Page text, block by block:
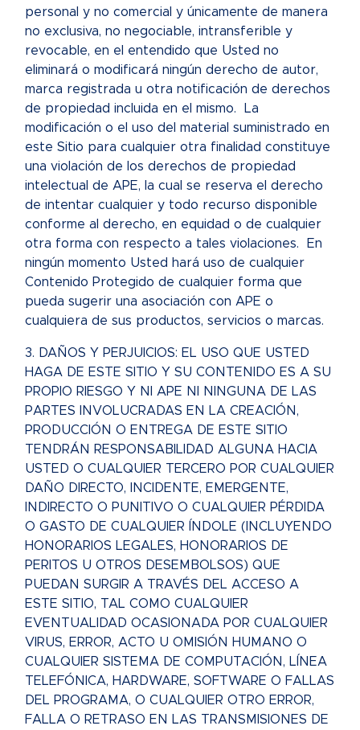
personal y no comercial y únicamente de manera
no exclusiva, no negociable, intransferible y
revocable, en el entendido que Usted no
eliminará o modificará ningún derecho de autor,
marca registrada u otra notificación de derechos
de propiedad incluida en el mismo. La
modificación o el uso del material suministrado en
este Sitio para cualquier otra finalidad constituye
una violación de los derechos de propiedad
intelectual de APE, la cual se reserva el derecho
de intentar cualquier y todo recurso disponible
conforme al derecho, en equidad o de cualquier
otra forma con respecto a tales violaciones. En
ningún momento Usted hará uso de cualquier
Contenido Protegido de cualquier forma que
pueda sugerir una asociación con APE o
cualquiera de sus productos, servicios o marcas.
3. DAÑOS Y PERJUICIOS: EL USO QUE USTED
HAGA DE ESTE SITIO Y SU CONTENIDO ES A SU
PROPIO RIESGO Y NI APE NI NINGUNA DE LAS
PARTES INVOLUCRADAS EN LA CREACIÓN,
PRODUCCIÓN O ENTREGA DE ESTE SITIO
TENDRÁN RESPONSABILIDAD ALGUNA HACIA
USTED O CUALQUIER TERCERO POR CUALQUIER
DAÑO DIRECTO, INCIDENTE, EMERGENTE,
INDIRECTO O PUNITIVO O CUALQUIER PÉRDIDA
O GASTO DE CUALQUIER ÍNDOLE (INCLUYENDO
HONORARIOS LEGALES, HONORARIOS DE
PERITOS U OTROS DESEMBOLSOS) QUE
PUEDAN SURGIR A TRAVÉS DEL ACCESO A
ESTE SITIO, TAL COMO CUALQUIER
EVENTUALIDAD OCASIONADA POR CUALQUIER
VIRUS, ERROR, ACTO U OMISIÓN HUMANO O
CUALQUIER SISTEMA DE COMPUTACIÓN, LÍNEA
TELEFÓNICA, HARDWARE, SOFTWARE O FALLAS
DEL PROGRAMA, O CUALQUIER OTRO ERROR,
FALLA O RETRASO EN LAS TRANSMISIONES DE